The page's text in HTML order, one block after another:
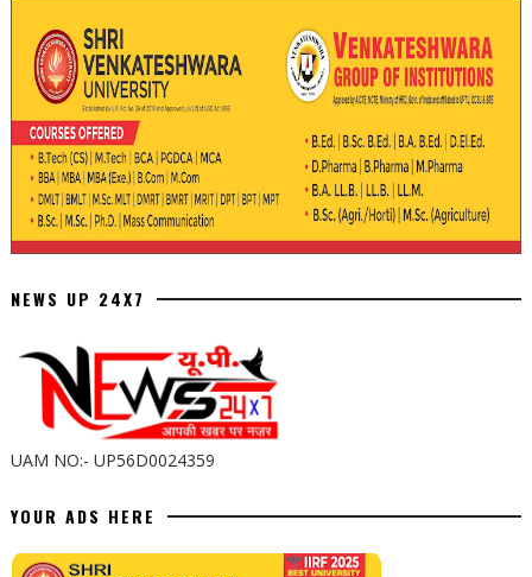
NEWS UP 24X7
UAM NO:- UP56D0024359
YOUR ADS HERE